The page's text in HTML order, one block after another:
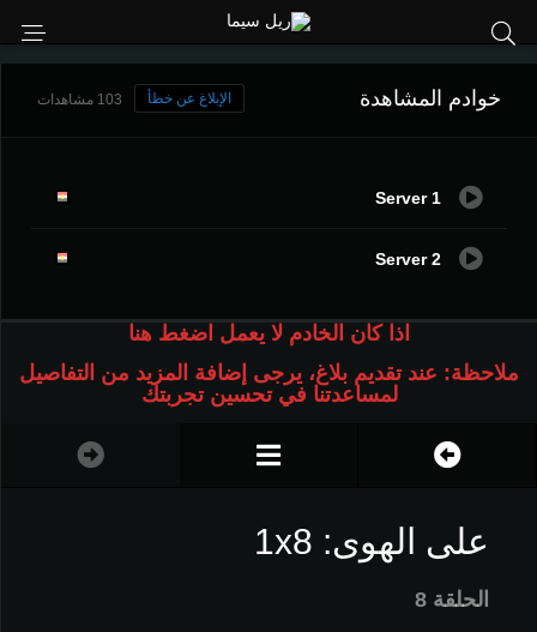
خوادم المشاهدة 103 مشاهدات الإبلاغ عن خطأ
Server 1
Server 2
اذا كان الخادم لا يعمل اضغط هنا
ملاحظة: عند تقديم بلاغ، يرجى إضافة المزيد من التفاصيل
لمساعدتنا في تحسين تجربتك
على الهوى: 1x8
الحلقة 8